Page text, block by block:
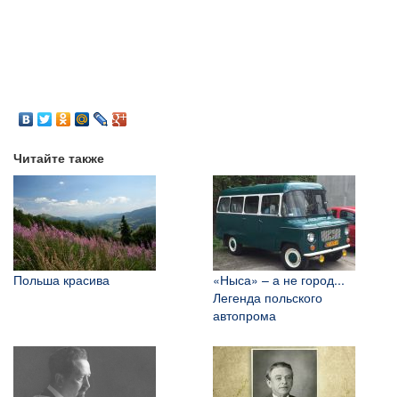
Читайте также
Польша красива
«Ныса» – а не город...
Легенда польского
автопрома